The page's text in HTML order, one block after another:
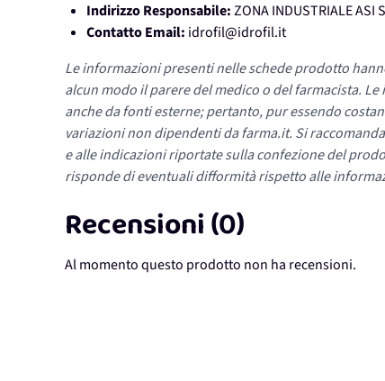
Indirizzo Responsabile:ZONA INDUSTRIALE ASI
Contatto Email: idrofil@idrofil.it
Le informazioni presenti nelle schede prodotto
alcun modo il parere del medico o del farmacista.
anche da fonti esterne; pertanto, pur essendo
variazioni non dipendenti da farma.it. Si
e alle indicazioni riportate sulla confezione del
risponde di eventuali difformità rispetto alle
Recensioni (0)
Al momento questo prodotto non ha recensioni.